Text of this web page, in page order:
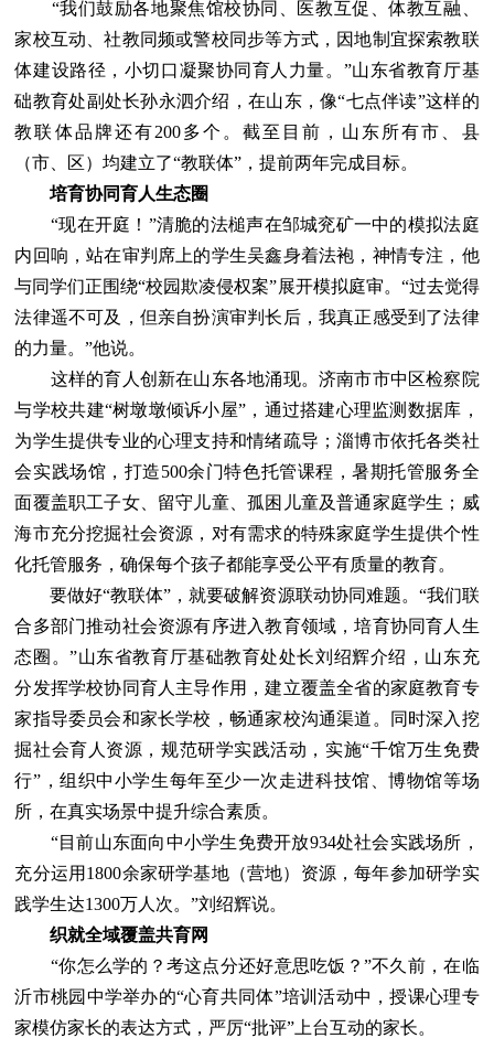
“我们鼓励各地聚焦馆校协同、医教互促、体教互融、
家校互动、社教同频或警校同步等方式，因地制宜探索教联
体建设路径，小切口凝聚协同育人力量。”山东省教育厅基
础教育处副处长孙永泗介绍，在山东，像“七点伴读”这样的
教联体品牌还有200多个。截至目前，山东所有市、县
（市、区）均建立了“教联体”，提前两年完成目标。
培育协同育人生态圈
“现在开庭！”清脆的法槌声在邹城兖矿一中的模拟法庭
内回响，站在审判席上的学生吴鑫身着法袍，神情专注，他
与同学们正围绕“校园欺凌侵权案”展开模拟庭审。“过去觉得
法律遥不可及，但亲自扮演审判长后，我真正感受到了法律
的力量。”他说。
这样的育人创新在山东各地涌现。济南市市中区检察院
与学校共建“树墩墩倾诉小屋”，通过搭建心理监测数据库，
为学生提供专业的心理支持和情绪疏导；淄博市依托各类社
会实践场馆，打造500余门特色托管课程，暑期托管服务全
面覆盖职工子女、留守儿童、孤困儿童及普通家庭学生；威
海市充分挖掘社会资源，对有需求的特殊家庭学生提供个性
化托管服务，确保每个孩子都能享受公平有质量的教育。
要做好“教联体”，就要破解资源联动协同难题。“我们联
合多部门推动社会资源有序进入教育领域，培育协同育人生
态圈。”山东省教育厅基础教育处处长刘绍辉介绍，山东充
分发挥学校协同育人主导作用，建立覆盖全省的家庭教育专
家指导委员会和家长学校，畅通家校沟通渠道。同时深入挖
掘社会育人资源，规范研学实践活动，实施“千馆万生免费
行”，组织中小学生每年至少一次走进科技馆、博物馆等场
所，在真实场景中提升综合素质。
“目前山东面向中小学生免费开放934处社会实践场所，
充分运用1800余家研学基地（营地）资源，每年参加研学实
践学生达1300万人次。”刘绍辉说。
织就全域覆盖共育网
“你怎么学的？考这点分还好意思吃饭？”不久前，在临
沂市桃园中学举办的“心育共同体”培训活动中，授课心理专
家模仿家长的表达方式，严厉“批评”上台互动的家长。